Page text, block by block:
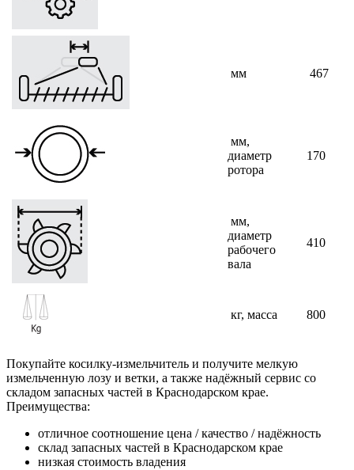
мм 467
мм,
диаметр
ротора
170
мм,
диаметр
рабочего
вала
410
кг, масса 800
Покупайте косилку-измельчитель и получите мелкую
измельченную лозу и ветки, а также надёжный сервис со
складом запасных частей в Краснодарском крае.
Преимущества:
отличное соотношение цена / качество / надёжность
склад запасных частей в Краснодарском крае
низкая стоимость владения